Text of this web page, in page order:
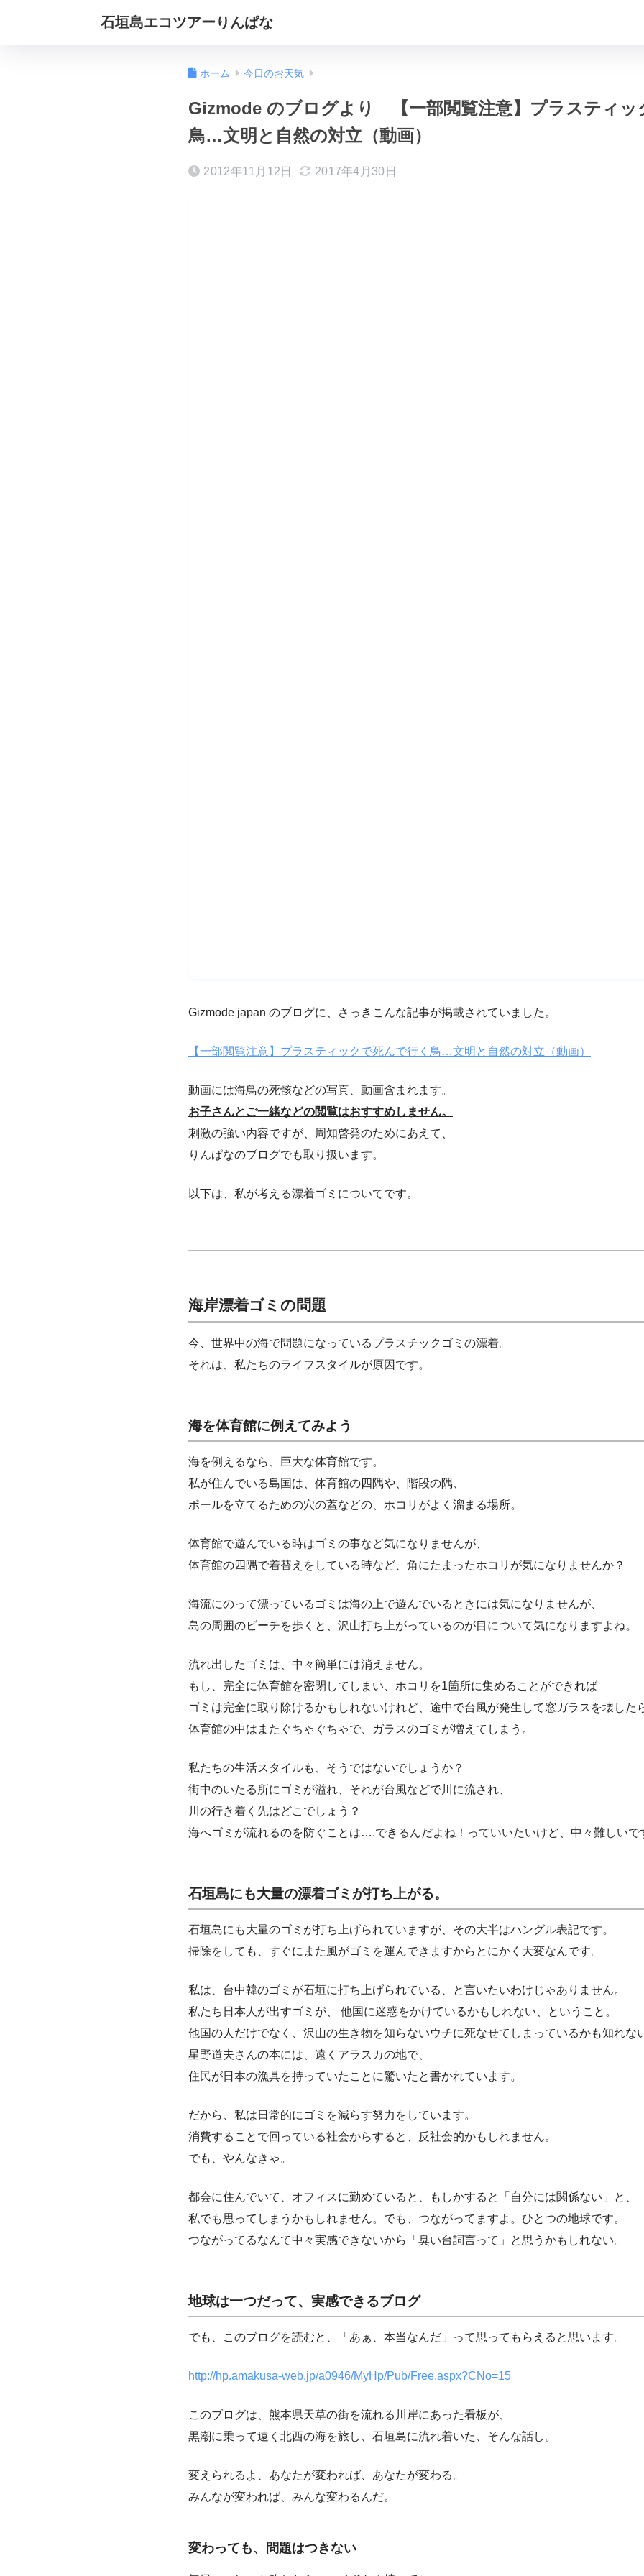
石垣島エコツアーりんぱな
ホーム 今日のお天気
Gizmode のブログより 【一部閲覧注意】プラスティッ
鳥…文明と自然の対立（動画）
2012年11月12日 2017年4月30日
Gizmode japan のブログに、さっきこんな記事が掲載されていました。
【一部閲覧注意】プラスティックで死んで行く鳥…文明と自然の対立（動画）
動画には海鳥の死骸などの写真、動画含まれます。
お子さんとご一緒などの閲覧はおすすめしません。
刺激の強い内容ですが、周知啓発のためにあえて、
りんぱなのブログでも取り扱います。
以下は、私が考える漂着ゴミについてです。
海岸漂着ゴミの問題
今、世界中の海で問題になっているプラスチックゴミの漂着。
それは、私たちのライフスタイルが原因です。
海を体育館に例えてみよう
海を例えるなら、巨大な体育館です。
私が住んでいる島国は、体育館の四隅や、階段の隅、
ポールを立てるための穴の蓋などの、ホコリがよく溜まる場所。
体育館で遊んでいる時はゴミの事など気になりませんが、
体育館の四隅で着替えをしている時など、角にたまったホコリが気になりませんか？
海流にのって漂っているゴミは海の上で遊んでいるときには気になりませんが、
島の周囲のビーチを歩くと、沢山打ち上がっているのが目について気になりますよね。
流れ出したゴミは、中々簡単には消えません。
もし、完全に体育館を密閉してしまい、ホコリを1箇所に集めることができれば
ゴミは完全に取り除けるかもしれないけれど、途中で台風が発生して窓ガラスを壊した
体育館の中はまたぐちゃぐちゃで、ガラスのゴミが増えてしまう。
私たちの生活スタイルも、そうではないでしょうか？
街中のいたる所にゴミが溢れ、それが台風などで川に流され、
川の行き着く先はどこでしょう？
海へゴミが流れるのを防ぐことは….できるんだよね！っていいたいけど、中々難しいで
石垣島にも大量の漂着ゴミが打ち上がる。
石垣島にも大量のゴミが打ち上げられていますが、その大半はハングル表記です。
掃除をしても、すぐにまた風がゴミを運んできますからとにかく大変なんです。
私は、台中韓のゴミが石垣に打ち上げられている、と言いたいわけじゃありません。
私たち日本人が出すゴミが、 他国に迷惑をかけているかもしれない、ということ。
他国の人だけでなく、沢山の生き物を知らないウチに死なせてしまっているかも知れな
星野道夫さんの本には、遠くアラスカの地で、
住民が日本の漁具を持っていたことに驚いたと書かれています。
だから、私は日常的にゴミを減らす努力をしています。
消費することで回っている社会からすると、反社会的かもしれません。
でも、やんなきゃ。
都会に住んでいて、オフィスに勤めていると、もしかすると「自分には関係ない」と、
私でも思ってしまうかもしれません。でも、つながってますよ。ひとつの地球です。
つながってるなんて中々実感できないから「臭い台詞言って」と思うかもしれない。
地球は一つだって、実感できるブログ
でも、このブログを読むと、「あぁ、本当なんだ」って思ってもらえると思います。
http://hp.amakusa-web.jp/a0946/MyHp/Pub/Free.aspx?CNo=15
このブログは、熊本県天草の街を流れる川岸にあった看板が、
黒潮に乗って遠く北西の海を旅し、石垣島に流れ着いた、そんな話し。
変えられるよ、あなたが変われば、あなたが変わる。
みんなが変われば、みんな変わるんだ。
変わっても、問題はつきない